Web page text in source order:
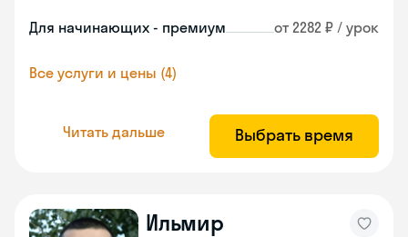
Для начинающих - премиум от 2282 ₽ / урок
Все услуги и цены (4)
Читать дальше Выбрать время
Ильмир